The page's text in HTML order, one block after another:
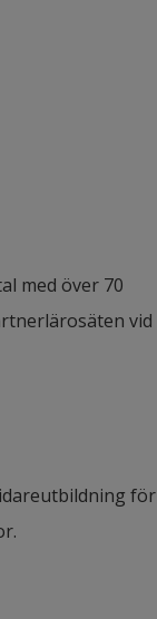
med över 70
vid
för